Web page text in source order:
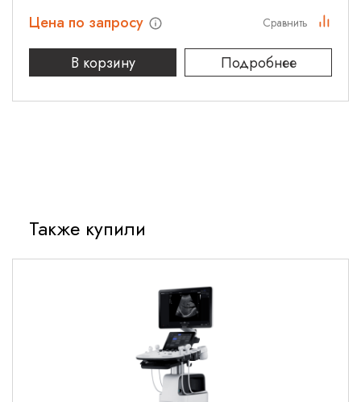
Цена по запросу
В корзину
Подробнее
Сравнить
Также купили